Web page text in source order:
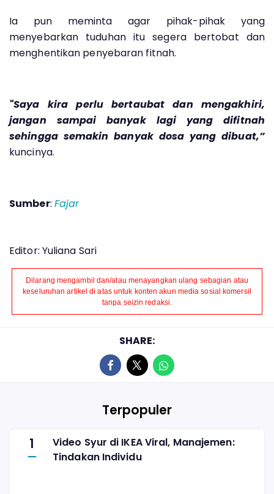
Ia pun meminta agar pihak-pihak yang
menyebarkan tuduhan itu segera bertobat dan
menghentikan penyebaran fitnah.
"Saya kira perlu bertaubat dan mengakhiri,
jangan sampai banyak lagi yang difitnah
sehingga semakin banyak dosa yang dibuat,”
kuncinya.
Sumber: Fajar
Editor: Yuliana Sari
Dilarang mengambil dan/atau menayangkan ulang sebagian atau
keseluruhan artikel di atas untuk konten akun media sosial komersil
tanpa seizin redaksi.
SHARE:
Terpopuler
1
Video Syur di IKEA Viral, Manajemen:
Tindakan Individu